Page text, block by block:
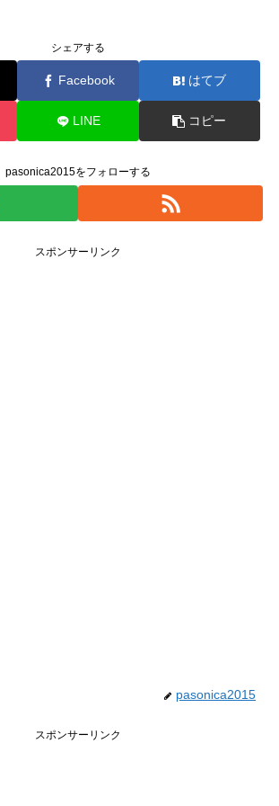
シェアする
Facebook はてブ
LINE コピー
pasonica2015をフォローする
スポンサーリンク
pasonica2015
スポンサーリンク